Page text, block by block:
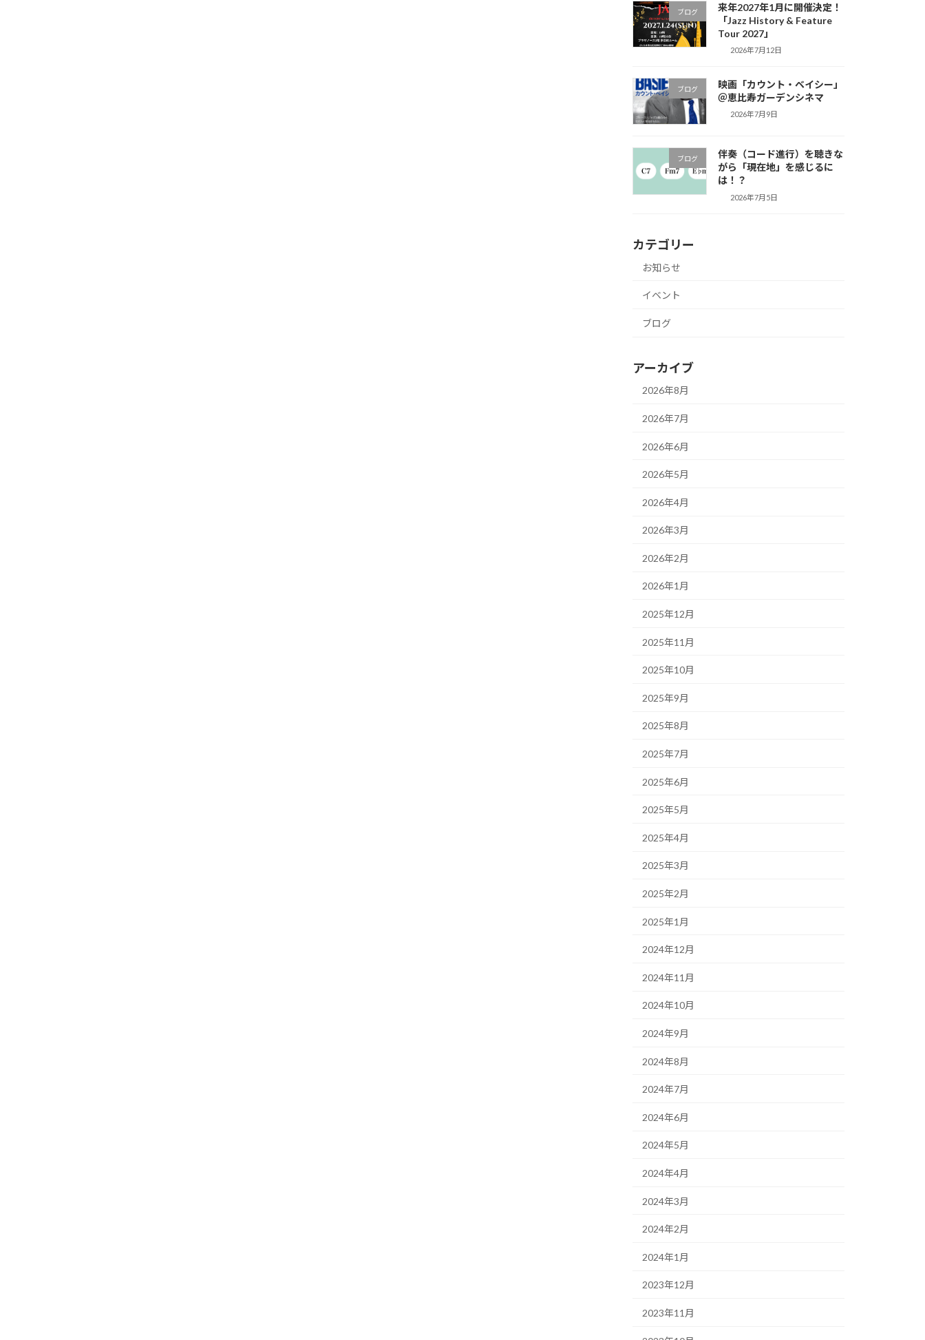
ブログ
来年2027年1月に開催決定！
「Jazz History & Feature
Tour 2027」
2026年7月12日
ブログ
映画「カウント・ベイシー」
＠恵比寿ガーデンシネマ
2026年7月9日
ブログ
伴奏（コード進行）を聴きな
がら「現在地」を感じるに
は！？
2026年7月5日
カテゴリー
お知らせ
イベント
ブログ
アーカイブ
2026年8月
2026年7月
2026年6月
2026年5月
2026年4月
2026年3月
2026年2月
2026年1月
2025年12月
2025年11月
2025年10月
2025年9月
2025年8月
2025年7月
2025年6月
2025年5月
2025年4月
2025年3月
2025年2月
2025年1月
2024年12月
2024年11月
2024年10月
2024年9月
2024年8月
2024年7月
2024年6月
2024年5月
2024年4月
2024年3月
2024年2月
2024年1月
2023年12月
2023年11月